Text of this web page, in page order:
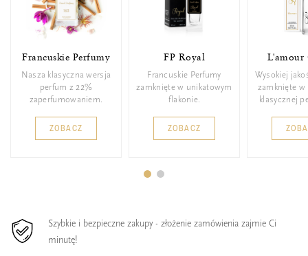
Francuskie Perfumy
Nasza klasyczna wersja
perfum z 22%
zaperfumowaniem.
ZOBACZ
FP Royal
Francuskie Perfumy
zamknięte w unikatowym
flakonie.
ZOBACZ
L'amour
Wysokiej
zamknięte w
klasycznej
Szybkie i bezpieczne zakupy - złożenie zamówienia zajmie Ci
minutę!